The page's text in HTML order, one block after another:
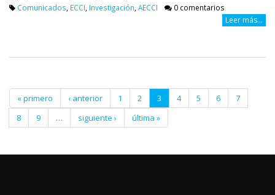
Comunicados ECCI Investigación AECCI 0 comentarios
Leer más...
« primero ‹ anterior 1 2 3 4 5 6
7
8
9 … siguiente › última »